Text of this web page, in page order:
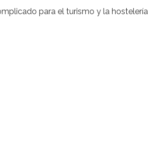
para el turismo y la